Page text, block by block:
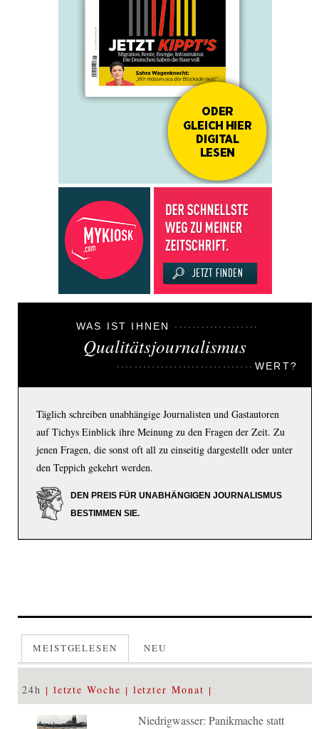
WAS IST IHNEN
Qualitätsjournalismus
WERT?
Täglich schreiben unabhängige Journalisten und Gastautoren
auf Tichys Einblick ihre Meinung zu den Fragen der Zeit. Zu
jenen Fragen, die sonst oft all zu einseitig dargestellt oder unter
den Teppich gekehrt werden.
DEN PREIS FÜR UNABHÄNGIGEN JOURNALISMUS
BESTIMMEN SIE.
MEISTGELESEN NEU
24h letzte Woche letzter Monat
Niedrigwasser: Panikmache statt